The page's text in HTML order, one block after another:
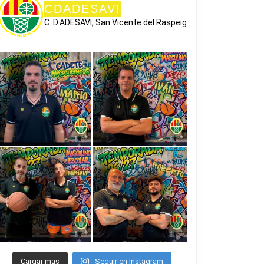
CDADESAVI
C. D.ADESAVI, San Vicente del Raspeig
Cargar mas Seguir en Instagram